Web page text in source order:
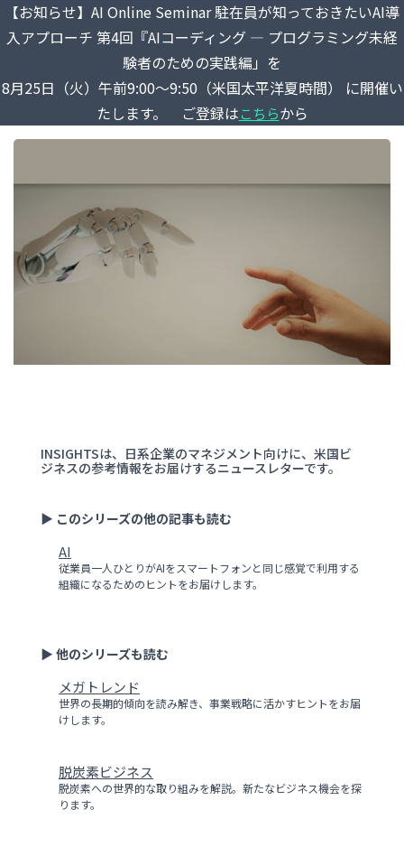
【お知らせ】AI Online Seminar 駐在員が知っておきたいAI導
入アプローチ 第4回『AIコーディング ― プログラミング未経
験者のための実践編」を
8月25日（火）午前9:00～9:50（米国太平洋夏時間） に開催い
たします。 ご登録はこちらから
INSIGHTSは、日系企業のマネジメント向けに、米国ビ
ジネスの参考情報をお届けするニュースレターです。
▶ このシリーズの他の記事も読む
AI
従業員一人ひとりがAIをスマートフォンと同じ感覚で利用する
組織になるためのヒントをお届けします。
▶ 他のシリーズも読む
メガトレンド
世界の長期的傾向を読み解き、事業戦略に活かすヒントをお届
けします。
脱炭素ビジネス
脱炭素への世界的な取り組みを解説。新たなビジネス機会を探
ります。